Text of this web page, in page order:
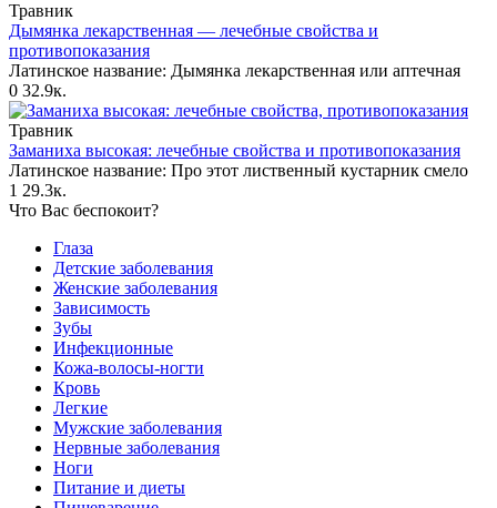
Травник
Дымянка лекарственная — лечебные свойства и
противопоказания
Латинское название: Дымянка лекарственная или аптечная
0 32.9к.
Травник
Заманиха высокая: лечебные свойства и противопоказания
Латинское название: Про этот лиственный кустарник смело
1 29.3к.
Что Вас беспокоит?
Глаза
Детские заболевания
Женские заболевания
Зависимость
Зубы
Инфекционные
Кожа-волосы-ногти
Кровь
Легкие
Мужские заболевания
Нервные заболевания
Ноги
Питание и диеты